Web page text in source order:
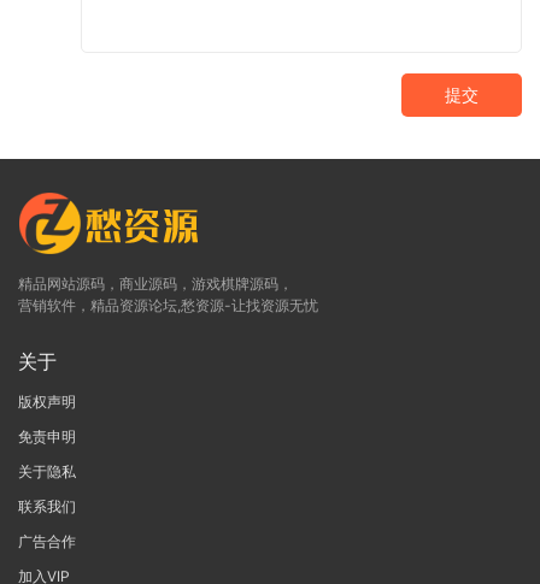
提交
精品网站源码，商业源码，游戏棋牌源码，
营销软件，精品资源论坛,愁资源-让找资源无忧
关于
版权声明
免责申明
关于隐私
联系我们
广告合作
加入VIP